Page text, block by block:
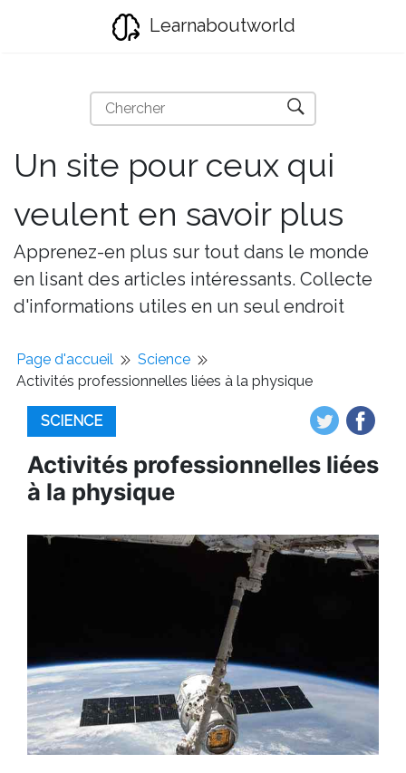
Learnaboutworld
Un site pour ceux qui
veulent en savoir plus
Apprenez-en plus sur tout dans le monde
en lisant des articles intéressants. Collecte
d'informations utiles en un seul endroit
Page d'accueil
Science
Activités professionnelles liées à la physique
SCIENCE
Activités professionnelles liées
à la physique